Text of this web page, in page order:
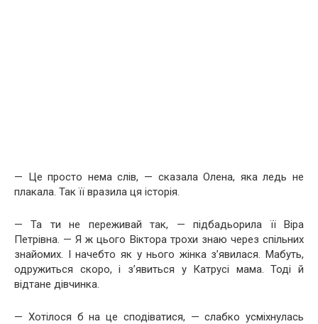
— Це просто нема слів, — сказала Олена, яка ледь не
плакала. Так її вразила ця історія.
— Та ти не переживай так, — підбадьорила її Віра
Петрівна. — Я ж цього Віктора трохи знаю через спільних
знайомих. І начебто як у нього жінка з’явилася. Мабуть,
одружиться скоро, і з’явиться у Катрусі мама. Тоді й
відтане дівчинка.
— Хотілося б на це сподіватися, — слабко усміхнулась